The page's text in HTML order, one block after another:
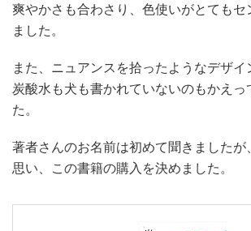
爽やかさも合わさり、色使いがとてもセ
ました。
また、ニュアンスを拾ったようなデザイ
炭酸水も犬も書かれていないのもかえっ
た。
著者さんのお名前は初めて聞きましたが
思い、この書籍の購入を決めました。